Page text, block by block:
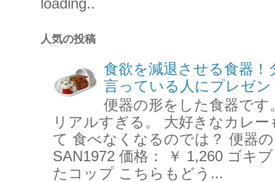
人気の投稿
食欲を減退させる食器
言っている人にプレゼ
便器の形をした食器で
リアルすぎる。 大好きなカレ
て 食べなくなるのでは？ 便器
SAN1972 価格： ￥ 1,260 ゴキ
たコップ こちらもどう...